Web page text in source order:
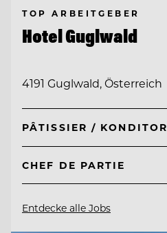
TOP ARBEITGEBER
Hotel Guglwald
4191 Guglwald, Österreich
PÂTISSIER / KONDITOR
CHEF DE PARTIE
Entdecke alle Jobs